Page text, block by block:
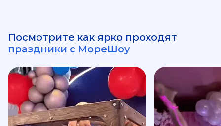
Посмотрите как ярко проходят
праздники с МореШоу